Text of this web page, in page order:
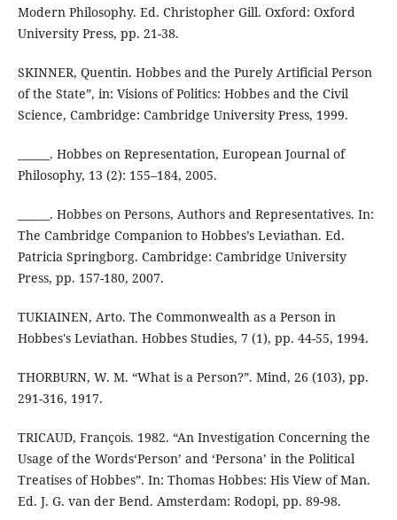
Modern Philosophy. Ed. Christopher Gill. Oxford: Oxford
University Press, pp. 21-38.
SKINNER, Quentin. Hobbes and the Purely Artificial Person
of the State”, in: Visions of Politics: Hobbes and the Civil
Science, Cambridge: Cambridge University Press, 1999.
______. Hobbes on Representation, European Journal of
Philosophy, 13 (2): 155–184, 2005.
______. Hobbes on Persons, Authors and Representatives. In:
The Cambridge Companion to Hobbes’s Leviathan. Ed.
Patricia Springborg. Cambridge: Cambridge University
Press, pp. 157-180, 2007.
TUKIAINEN, Arto. The Commonwealth as a Person in
Hobbes's Leviathan. Hobbes Studies, 7 (1), pp. 44-55, 1994.
THORBURN, W. M. “What is a Person?”. Mind, 26 (103), pp.
291-316, 1917.
TRICAUD, François. 1982. “An Investigation Concerning the
Usage of the Words‘Person’ and ‘Persona’ in the Political
Treatises of Hobbes”. In: Thomas Hobbes: His View of Man.
Ed. J. G. van der Bend. Amsterdam: Rodopi, pp. 89-98.